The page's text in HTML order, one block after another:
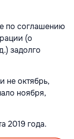
по соглашению
(о
задолго
не октябрь,
ноября,
2019 года.